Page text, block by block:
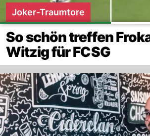
Joker-Traumtore
So schön treffen
Witzig für FCSG